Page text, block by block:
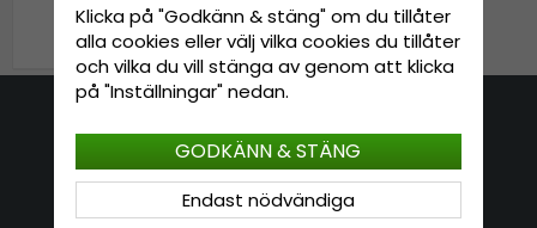
349 kr429 kr
Kontakta oss
E-mail: info@hatshop.se
Tel: 031-320 22 00
Klicka på "Godkänn & stäng" om du tillåter
alla cookies eller välj vilka cookies du tillåter
och vilka du vill stänga av genom att klicka
på "Inställningar" nedan.
Endast nödvändiga
GODKÄNN & STÄNG